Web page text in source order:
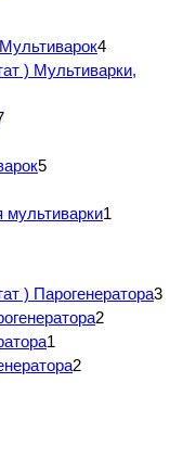
4
) Мультиварки,
5
1
) Парогенератора3
2
1
2